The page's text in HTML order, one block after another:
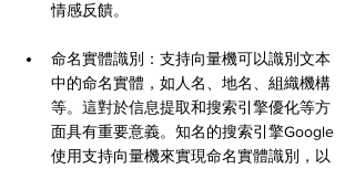
情感反饋。
命名實體識別：支持向量機可以識別文本
中的命名實體，如人名、地名、組織機構
等。這對於信息提取和搜索引擎優化等方
面具有重要意義。知名的搜索引擎Google
使用支持向量機來實現命名實體識別，以